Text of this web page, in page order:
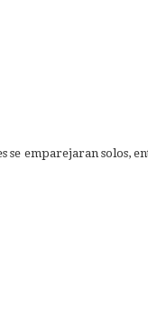
emparejaran solos,